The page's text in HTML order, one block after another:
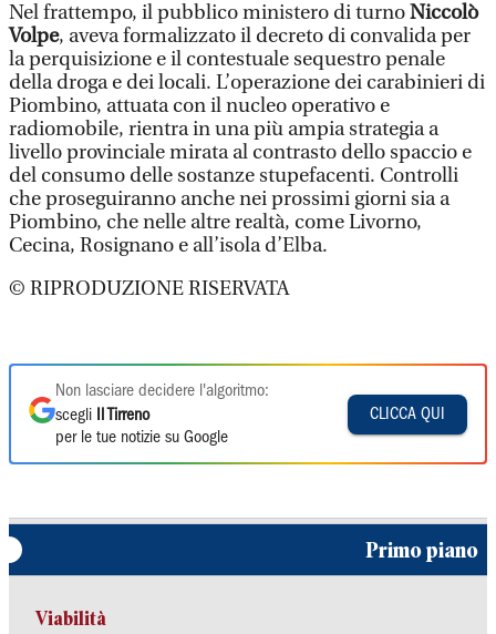
Nel frattempo, il pubblico ministero di turnoNiccolò
Volpe, aveva formalizzato il decreto di convalida per
la perquisizione e il contestuale sequestro penale
della droga e dei locali. L’operazione dei carabinieri di
Piombino, attuata con il nucleo operativo e
radiomobile, rientra in una più ampia strategia a
livello provinciale mirata al contrasto dello spaccio e
del consumo delle sostanze stupefacenti. Controlli
che proseguiranno anche nei prossimi giorni sia a
Piombino, che nelle altre realtà, come Livorno,
Cecina, Rosignano e all’isola d’Elba.
© RIPRODUZIONE RISERVATA
Non lasciare decidere l'algoritmo:
scegli
Il Tirreno
per le tue notizie su Google
CLICCA QUI
Primo piano
Viabilità